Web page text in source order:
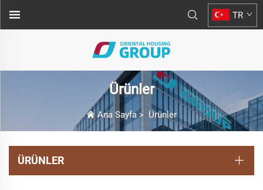
TR
Ürünler
Ana Sayfa> Ürünler
ÜRÜNLER